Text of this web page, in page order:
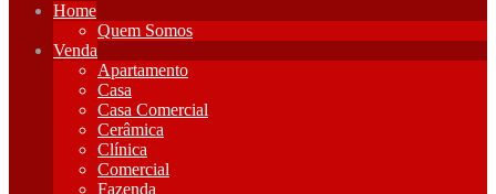
Home
Quem Somos
Venda
Apartamento
Casa
Casa Comercial
Cerâmica
Clínica
Comercial
Fazenda